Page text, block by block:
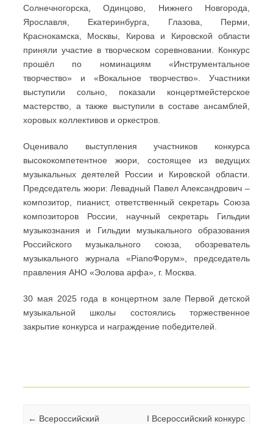
Солнечногорска, Одинцово, Нижнего Новгорода,
Ярославля, Екатеринбурга, Глазова, Перми,
Краснокамска, Москвы, Кирова и Кировской области
приняли участие в творческом соревновании. Конкурс
прошёл по номинациям «Инструментальное
творчество» и «Вокальное творчество». Участники
выступили сольно, показали концертмейстерское
мастерство, а также выступили в составе ансамблей,
хоровых коллективов и оркестров.
Оценивало выступления участников конкурса
высококомпетентное жюри, состоящее из ведущих
музыкальных деятелей России и Кировской области.
Председатель жюри: Левадный Павел Александрович –
композитор, пианист, ответственный секретарь Союза
композиторов России, научный секретарь Гильдии
музыкознания и Гильдии музыкального образования
Российского музыкального союза, обозреватель
музыкального журнала «PianoФорум», председатель
правления АНО «Эолова арфа», г. Москва.
30 мая 2025 года в концертном зале Первой детской
музыкальной школы состоялись торжественное
закрытие конкурса и награждение победителей.
Навигация по записям
← Всероссийский
I Всероссийский конкурс